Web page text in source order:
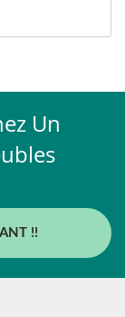
Un
!!